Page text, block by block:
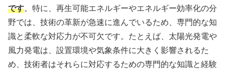
です。特に、再生可能エネルギーやエネルギー効率化の分
野では、技術の革新が急速に進んでいるため、専門的な知
識と柔軟な対応力が不可欠です。たとえば、太陽光発電や
風力発電は、設置環境や気象条件に大きく影響されるた
め、技術者はそれらに対応するための専門的な知識と経験